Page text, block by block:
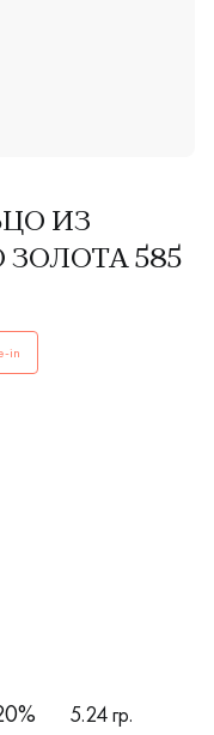
ИЗ
585
SDE-62 AU 585
in
5.24 гр.